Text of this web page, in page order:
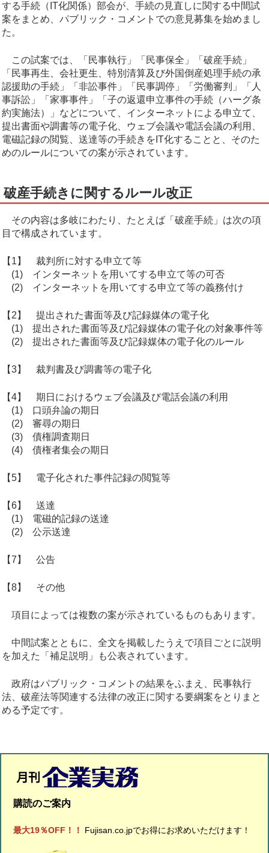
する手続（IT化関係）部会が、手続の見直しに関する中間試
案をまとめ、パブリック・コメントでの意見募集を始めまし
た。
この試案では、「民事執行」「民事保全」「破産手続」
「民事再生、会社更生、特別清算及び外国倒産処理手続の承
認援助の手続」「非訟事件」「民事調停」「労働審判」「人
事訴訟」「家事事件」「子の返還申立事件の手続（ハーグ条
約実施法）」などについて、インターネットによる申立て、
提出書面や調書等の電子化、ウェブ会議や電話会議の利用、
電磁記録の閲覧、送達等の手続きをIT化することと、そのた
めのルールについての案が示されています。
破産手続きに関するルール改正
その内容は多岐にわたり、たとえば「破産手続」は次の項
目で構成されています。
【1】 裁判所に対する申立て等
(1) インターネットを用いてする申立て等の可否
(2) インターネットを用いてする申立て等の義務付け
【2】 提出された書面等及び記録媒体の電子化
(1) 提出された書面等及び記録媒体の電子化の対象事件等
(2) 提出された書面等及び記録媒体の電子化のルール
【3】 裁判書及び調書等の電子化
【4】 期日におけるウェブ会議及び電話会議の利用
(1) 口頭弁論の期日
(2) 審尋の期日
(3) 債権調査期日
(4) 債権者集会の期日
【5】 電子化された事件記録の閲覧等
【6】 送達
(1) 電磁的記録の送達
(2) 公示送達
【7】 公告
【8】 その他
項目によっては複数の案が示されているものもあります。
中間試案とともに、全文を掲載したうえで項目ごとに説明
を加えた「補足説明」も公表されています。
政府はパブリック・コメントの結果をふまえ、民事執行
法、破産法等関連する法律の改正に関する要綱案をとりまと
める予定です。
購読のご案内
最大19％OFF！！ Fujisan.co.jpでお得にお求めいただけます！